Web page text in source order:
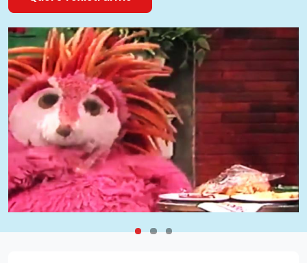
seves maneres durant els àpats, i fa servir les mans.
Però Antonio, el propietari de l’orxateria del barri,
l’ensenyarà a fer un ús correcte dels coberts. La
primera lliçó que Espinete ha de conèixer és que hi ha
diversos tipus d’estris -cullera, forquilla, ganivet,
cullereta per a les postres, amb diverses funcions. A
més, el simpàtic eriçó també aprendrà que és
important seguir un ordre en els àpats per a mantenir
una alimentació saludable, i que no és possible
començar amb les postres, com pretén. Al final, tots
els personatges del mític barri cantaran una melodia
educativa que ensenyarà als nens i nenes a utilitzar
els coberts i a cuidar les maneres a taula, de la forma